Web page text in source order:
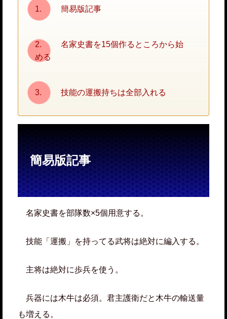
簡易版記事
名家史書を15個作るところから始
める
技能の運搬持ちは全部入れる
簡易版記事
名家史書を部隊数×5個用意する。
技能「運搬」を持ってる武将は絶対に編入する。
主将は絶対に歩兵を使う。
兵器には木牛は必須。君主護衛だと木牛の輸送量
も増える。